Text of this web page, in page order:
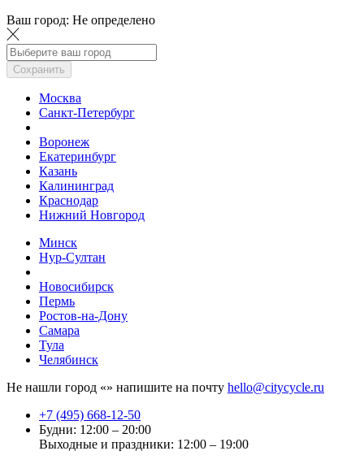
Ваш город: Не определено
Сохранить
Москва
Санкт-Петербург
Воронеж
Екатеринбург
Казань
Калининград
Краснодар
Нижний Новгород
Минск
Нур-Султан
Новосибирск
Пермь
Ростов-на-Дону
Самара
Тула
Челябинск
Не нашли город «» напишите на почту hello@citycycle.ru
+7 (495) 668-12-50
Будни: 12:00 – 20:00
Выходные и праздники: 12:00 – 19:00